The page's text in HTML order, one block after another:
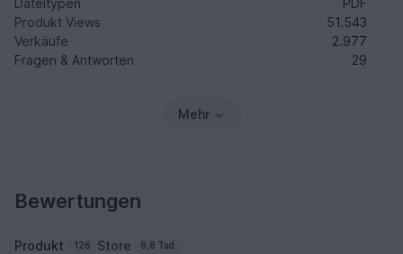
Dateitypen
PDF
Produkt Views
51.543
Verkäufe
2.977
Fragen & Antworten
29
Mehr
Bewertungen
Produkt 126 Store 9,8 Tsd.